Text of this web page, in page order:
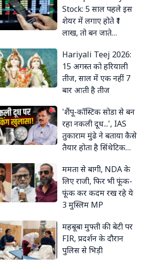
Stock: 5 साल पहले इस
शेयर में लगाए होते ₹1
लाख, तो बन जाते
कंपनी
Hariyali Teej 2026:
15 अगस्त को हरियाली
तीज, साल में एक नहीं 7
बार आती है तीज
'शैंपू-कॉस्टिक सोडा से बन
रहा नकली दूध...', IAS
तुकाराम मुंढे ने बताया कैसे
तैयार होता है सिंथेटिक
ममता से बागी, NDA के
लिए राजी, फिर भी फूंक-
फूंक कर कदम रख रहे ये
3 मुस्लिम MP
महबूबा मुफ्ती की बेटी पर
FIR, प्रदर्शन के दौरान
पुलिस से भिड़ी